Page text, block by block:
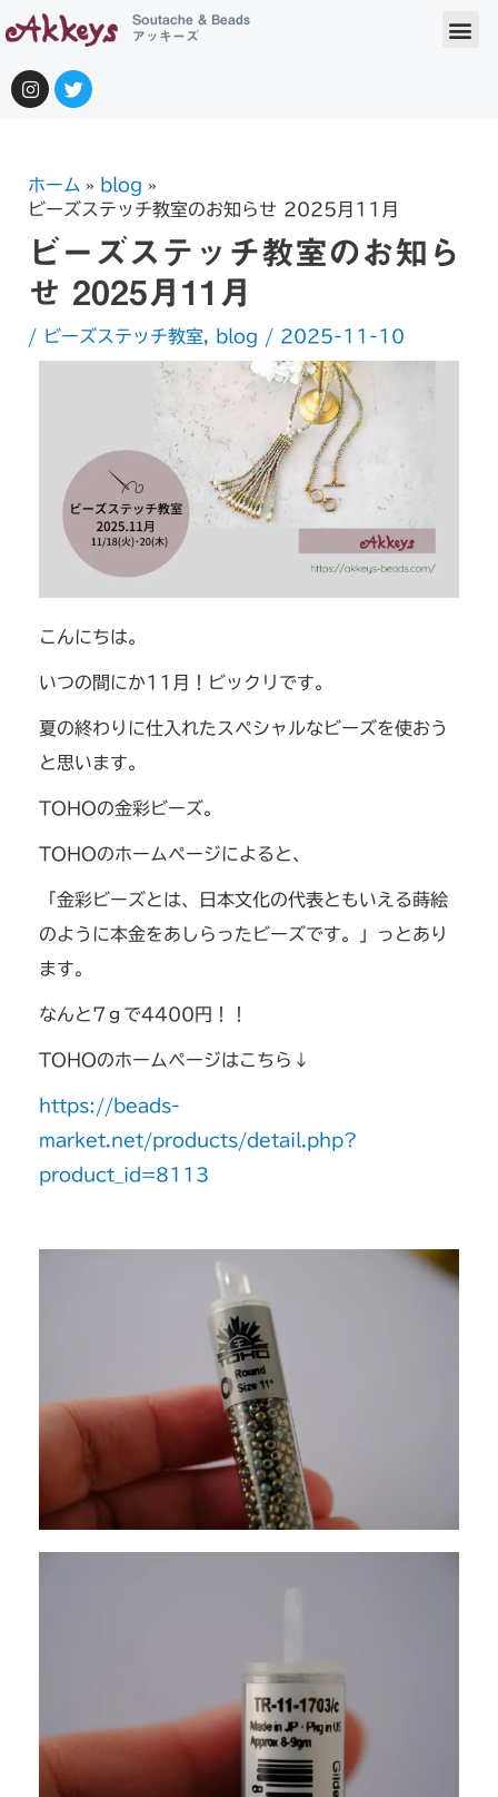
Soutache & Beads
アッキーズ
ホーム
blog
ビーズステッチ教室のお知らせ 2025月11月
ビーズステッチ教室のお知ら
せ 2025月11月
/ ビーズステッチ教室, blog / 2025-11-10
こんにちは。
いつの間にか11月！ビックリです。
夏の終わりに仕入れたスペシャルなビーズを使おう
と思います。
TOHOの金彩ビーズ。
TOHOのホームページによると、
「金彩ビーズとは、日本文化の代表ともいえる蒔絵
のように本金をあしらったビーズです。」っとあり
ます。
なんと7ｇで4400円！！
TOHOのホームページはこちら↓
https://beads-
market.net/products/detail.php?
product_id=8113